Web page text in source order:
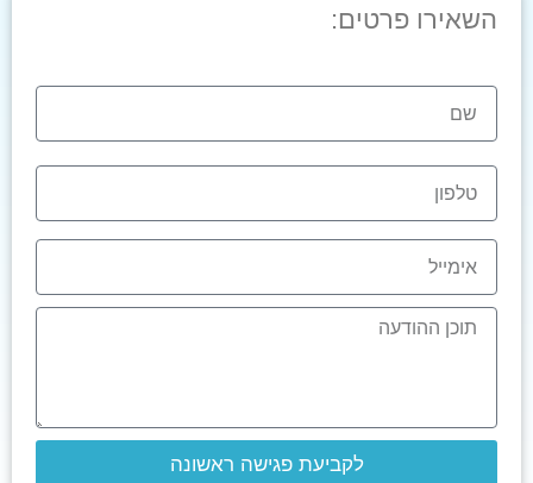
השאירו פרטים:
לקביעת פגישה ראשונה